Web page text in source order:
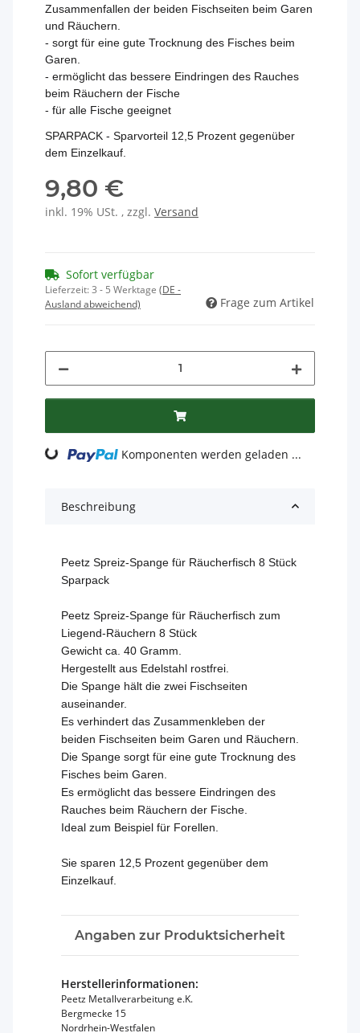
Zusammenfallen der beiden Fischseiten beim Garen
und Räuchern.
- sorgt für eine gute Trocknung des Fisches beim
Garen.
- ermöglicht das bessere Eindringen des Rauches
beim Räuchern der Fische
- für alle Fische geeignet
SPARPACK - Sparvorteil 12,5 Prozent gegenüber
dem Einzelkauf.
9,80 €
inkl. 19% USt. , zzgl. Versand
Sofort verfügbar
Lieferzeit:3 - 5 Werktage (DE -
Ausland abweichend)
Frage zum Artikel
Loading... Komponenten werden geladen ...
Beschreibung
Peetz Spreiz-Spange für Räucherfisch 8 Stück
Sparpack
Peetz Spreiz-Spange für Räucherfisch zum
Liegend-Räuchern 8 Stück
Gewicht ca. 40 Gramm.
Hergestellt aus Edelstahl rostfrei.
Die Spange hält die zwei Fischseiten
auseinander.
Es verhindert das Zusammenkleben der
beiden Fischseiten beim Garen und Räuchern.
Die Spange sorgt für eine gute Trocknung des
Fisches beim Garen.
Es ermöglicht das bessere Eindringen des
Rauches beim Räuchern der Fische.
Ideal zum Beispiel für Forellen.
Sie sparen 12,5 Prozent gegenüber dem
Einzelkauf.
Angaben zur Produktsicherheit
Herstellerinformationen:
Peetz Metallverarbeitung e.K.
Bergmecke 15
Nordrhein-Westfalen